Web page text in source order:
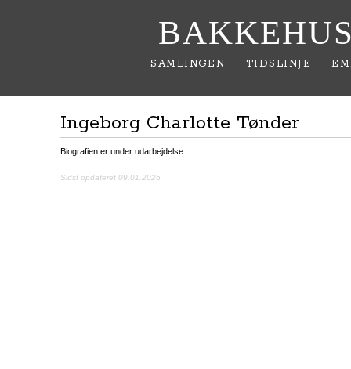
SAMLINGEN TIDSLINJE
Ingeborg Charlotte Tønder
Biografien er under udarbejdelse.
Sidst opdateret 09.01.2026